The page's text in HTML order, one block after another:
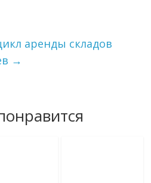
аренды складов
→